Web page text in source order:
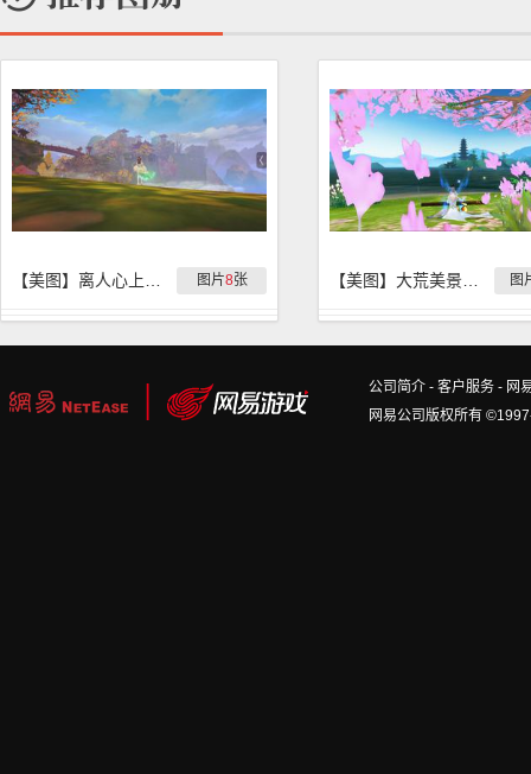
图片8张 图
公司简介 - 客户服务 - 网
网易公司版权所有